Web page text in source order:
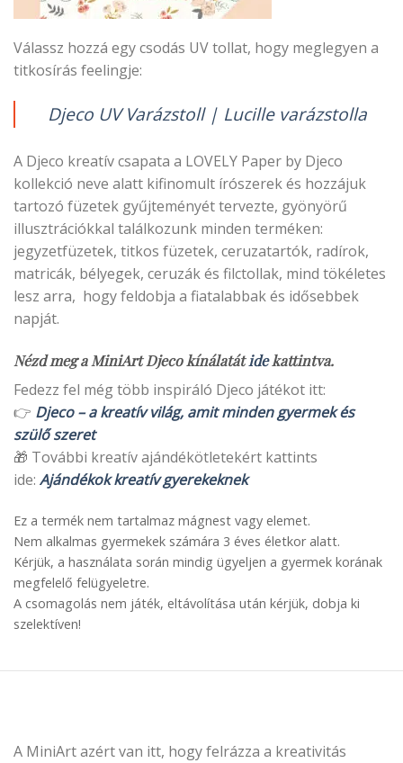
Válassz hozzá egy csodás UV tollat, hogy meglegyen a
titkosírás feelingje:
Djeco UV Varázstoll | Lucille varázstolla
A Djeco kreatív csapata a LOVELY Paper by Djeco
kollekció neve alatt kifinomult írószerek és hozzájuk
tartozó füzetek gyűjteményét tervezte, gyönyörű
illusztrációkkal találkozunk minden terméken:
jegyzetfüzetek, titkos füzetek, ceruzatartók, radírok,
matricák, bélyegek, ceruzák és filctollak, mind tökéletes
lesz arra, hogy feldobja a fiatalabbak és idősebbek
napját.
Nézd meg a MiniArt Djeco kínálatátidekattintva.
Fedezz fel még több inspiráló Djeco játékot itt:
👉 Djeco – a kreatív világ, amit minden gyermek és
szülő szeret
🎁 További kreatív ajándékötletekért kattints
ide: Ajándékok kreatív gyerekeknek
Ez a termék nem tartalmaz mágnest vagy elemet.
Nem alkalmas gyermekek számára 3 éves életkor alatt.
Kérjük, a használata során mindig ügyeljen a gyermek korának
megfelelő felügyeletre.
A csomagolás nem játék, eltávolítása után kérjük, dobja ki
szelektíven!
A MiniArt azért van itt, hogy felrázza a kreativitás